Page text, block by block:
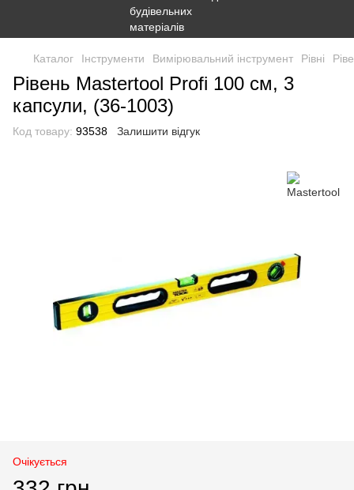
Каталог Інструменти Вимірювальний інструмент Рівні
Рівень Mastertool Profi 100 см, 3
капсули, (36-1003)
Код товару: 93538 Залишити відгук
Очікується